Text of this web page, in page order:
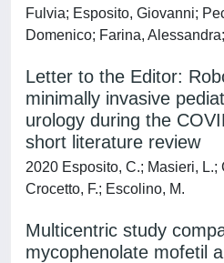
Fulvia; Esposito, Giovanni;
Domenico; Farina,
Letter to the Editor:
minimally invasive
urology during the
short literature review
2020 Esposito, C.; Masieri, L.;
Crocetto, F.; Escolino, M.
Multicentric study
mycophenolate mofetil